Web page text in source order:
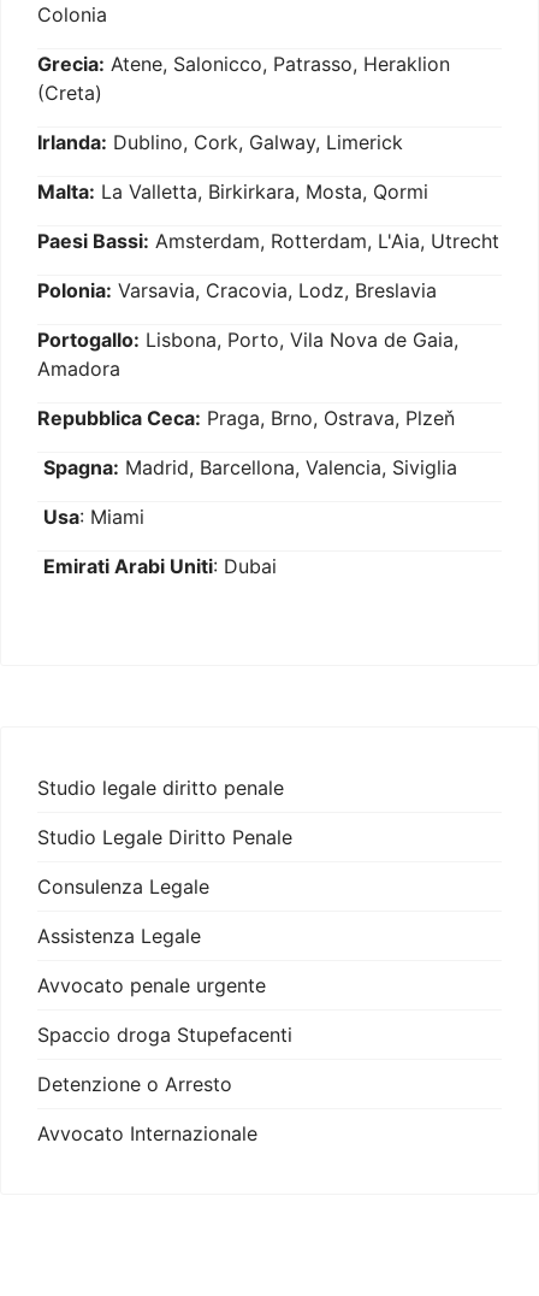
Colonia
Grecia: Atene, Salonicco, Patrasso, Heraklion
(Creta)
Irlanda: Dublino, Cork, Galway, Limerick
Malta: La Valletta, Birkirkara, Mosta, Qormi
Paesi Bassi: Amsterdam, Rotterdam, L'Aia, Utrecht
Polonia: Varsavia, Cracovia, Lodz, Breslavia
Portogallo: Lisbona, Porto, Vila Nova de Gaia,
Amadora
Repubblica Ceca: Praga, Brno, Ostrava, Plzeň
Spagna: Madrid, Barcellona, Valencia, Siviglia
Usa: Miami
Emirati Arabi Uniti: Dubai
Studio legale diritto penale
Studio Legale Diritto Penale
Consulenza Legale
Assistenza Legale
Avvocato penale urgente
Spaccio droga Stupefacenti
Detenzione o Arresto
Avvocato Internazionale